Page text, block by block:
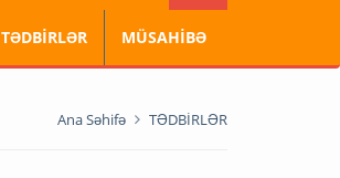
TƏDBİRLƏR MÜSAHİBƏ
Ana Səhifə TƏDBİRLƏR